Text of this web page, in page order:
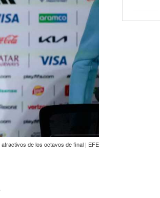
de los octavos de final | EFE